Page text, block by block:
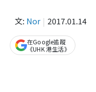
文: Nor 2017.01.14
在Google追蹤
《UHK 港生活》